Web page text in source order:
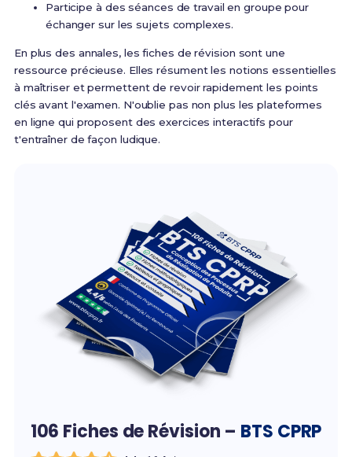
Participe à des séances de travail en groupe pour
échanger sur les sujets complexes.
En plus des annales, les fiches de révision sont une
ressource précieuse. Elles résument les notions essentielles
à maîtriser et permettent de revoir rapidement les points
clés avant l'examen. N'oublie pas non plus les plateformes
en ligne qui proposent des exercices interactifs pour
t'entraîner de façon ludique.
106 Fiches de Révision – BTS CPRP